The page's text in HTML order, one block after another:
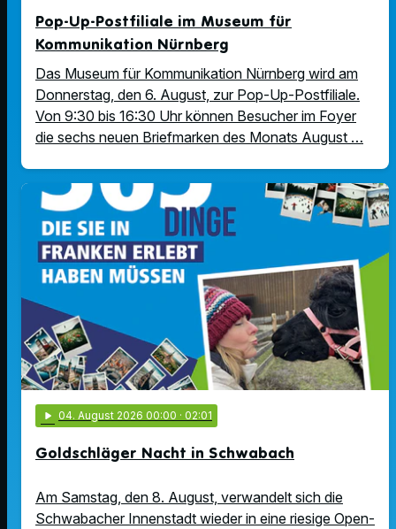
Pop-Up-Postfiliale im Museum für
Kommunikation Nürnberg
Das Museum für Kommunikation Nürnberg wird am
Donnerstag, den 6. August, zur Pop-Up-Postfiliale.
Von 9:30 bis 16:30 Uhr können Besucher im Foyer
die sechs neuen Briefmarken des Monats August …
play_arrow 04. August 2026 00:00 · 02:01
Goldschläger Nacht in Schwabach
Am Samstag, den 8. August, verwandelt sich die
Schwabacher Innenstadt wieder in eine riesige Open-